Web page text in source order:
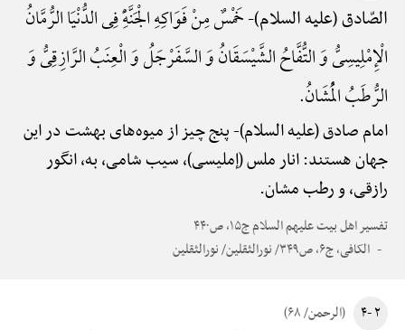
الصّادق (علیه السلام)-خَمْسٌ مِنْ فَوَاکِهِ الْجَنَّهًِْ فِی الدُّنْیَا الرُّمَّانُ
الْإِمْلِیسِیُّ وَ التُّفَّاحُ الشَّیْسَقَانُ وَ السَّفَرْجَلُ وَ الْعِنَبُ الرَّازِقِیُّ وَ
الرُّطَبُ الْمُشَانُ.
امام صادق (علیه السلام)-پنج چیز از میوه‌های بهشت در این
جهان هستند: انار ملس (إملیسی)، سیب شامی، به، انگور
رازقی، و رطب مشان.
تفسیر اهل بیت علیهم السلام ج۱۵، ص۴۴۰
الکافی، ج۶، ص۳۴۹/ نورالثقلین/ نورالثقلین
۲ -۴ (الرحمن/ ۶۸)